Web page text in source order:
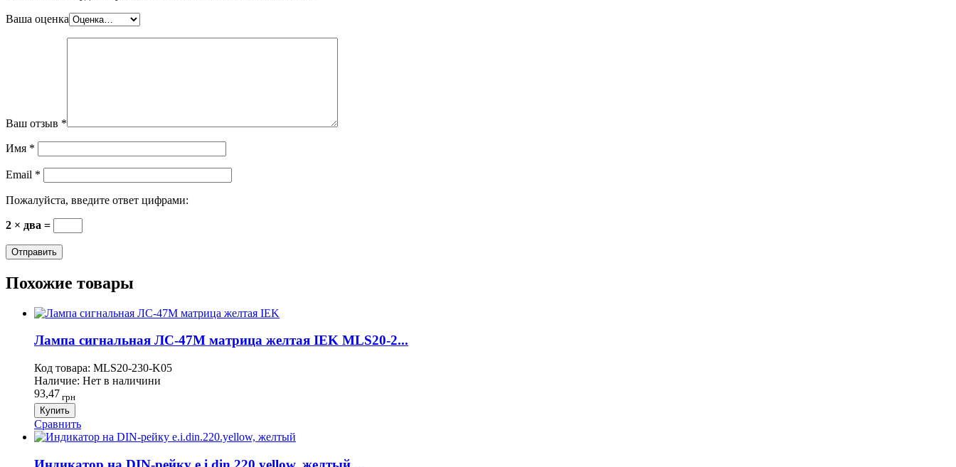
Ваша оценка
Ваш отзыв *
Имя *
Email *
Пожалуйста, введите ответ цифрами:
2 × два =
Похожие товары
Лампа сигнальная ЛС-47М матрица желтая IEK MLS20-2...
Код товара: MLS20-230-K05
Наличие: Нет в наличини
93,47 грн
Купить
Сравнить